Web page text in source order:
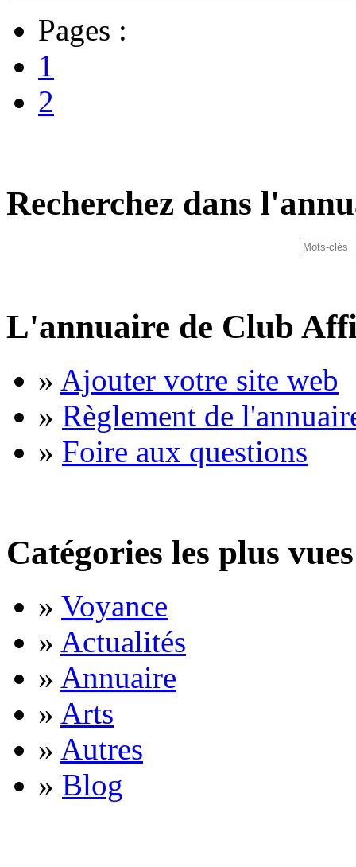
Pages :
1
2
Recherchez dans
L'annuaire de Club
» Ajouter votre site web
» Règlement de
» Foire aux questions
Catégories les plus vues
» Voyance
» Actualités
» Annuaire
» Arts
» Autres
» Blog